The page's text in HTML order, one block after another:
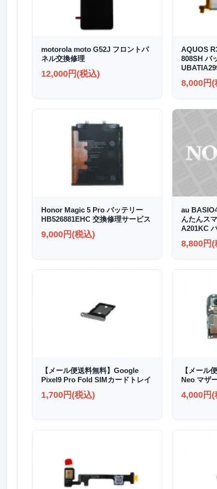
motorola moto G52J フロントパ
ネル交換修理
12,000円(税込)
AQUOS
808SH バ
8,000円(
Honor Magic 5 Pro バッテリー
HB526881EHC 交換修理サービス
9,000円(税込)
au
んたんス
A201KC
8,800円(
【メール便送料無料】Google
Pixel9 Pro Fold SIMカードトレイ
1,700円(税込)
【メール
Neo マザ
4,000円(